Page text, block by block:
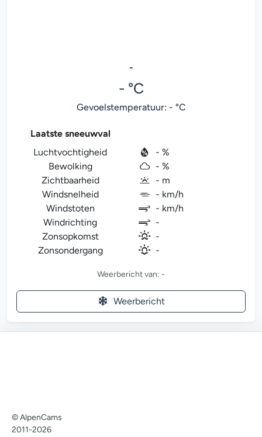
-
- °C
Gevoelstemperatuur: - °C
Laatste sneeuwval
Luchtvochtigheid
- %
Bewolking
- %
Zichtbaarheid
- m
Windsnelheid
- km/h
Windstoten
- km/h
Windrichting
-
Zonsopkomst
-
Zonsondergang
-
Weerbericht van: -
Weerbericht
© AlpenCams
2011-2026